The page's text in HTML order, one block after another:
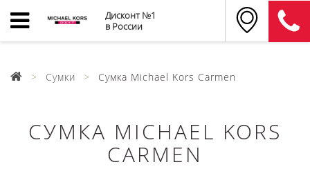
Дисконт №1
в России
Сумки Сумка Michael Kors Carmen
СУМКА MICHAEL KORS
CARMEN